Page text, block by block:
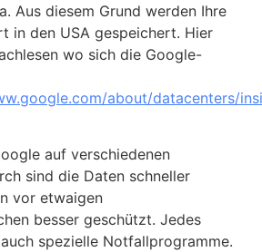
Aus diesem Grund werden Ihre
in den USA gespeichert. Hier
wo sich die Google-
about/datacenters/
auf verschiedenen
sind die Daten schneller
vor etwaigen
besser geschützt. Jedes
spezielle Notfallprogramme.